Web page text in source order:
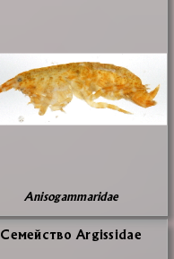
Anisogammaridae
Се­мей­ство Argissidae